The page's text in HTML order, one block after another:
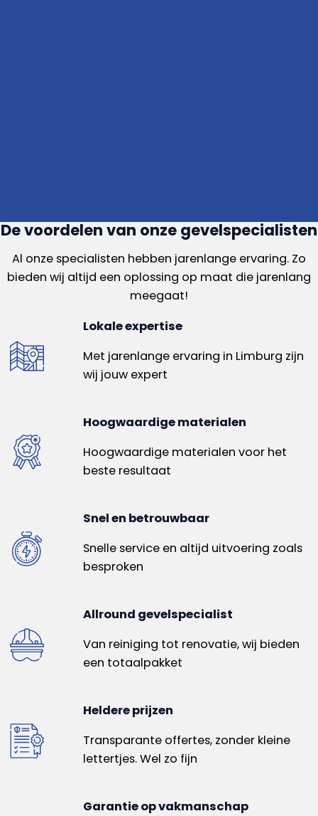
De voordelen van onze gevelspecialisten
Al onze specialisten hebben jarenlange ervaring. Zo
bieden wij altijd een oplossing op maat die jarenlang
meegaat!
Lokale expertise
Met jarenlange ervaring in Limburg zijn
wij jouw expert
Hoogwaardige materialen
Hoogwaardige materialen voor het
beste resultaat
Snel en betrouwbaar
Snelle service en altijd uitvoering zoals
besproken
Allround gevelspecialist
Van reiniging tot renovatie, wij bieden
een totaalpakket
Heldere prijzen
Transparante offertes, zonder kleine
lettertjes. Wel zo fijn
Garantie op vakmanschap